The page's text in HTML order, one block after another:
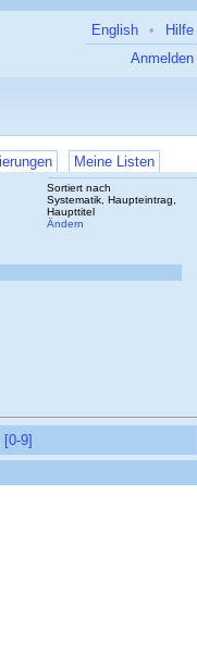
Hilfe
•
English
Anmelden
Meine Listen
Sortiert nach
Systematik, Haupteintrag,
Haupttitel
Ändern
[0-9]